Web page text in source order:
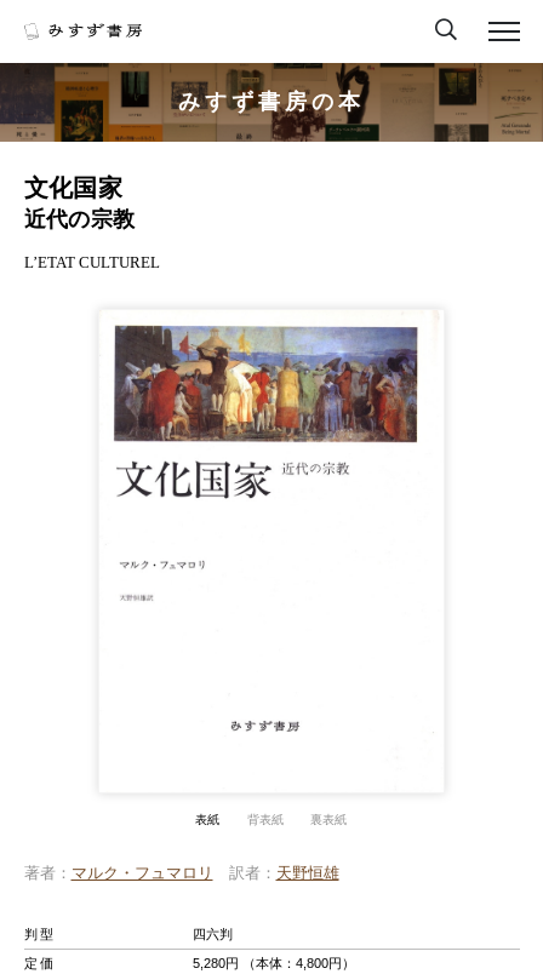
みすず書房の本
文化国家
近代の宗教
L’ETAT CULTUREL
表紙 背表紙 裏表紙
著者 マルク・フュマロリ 訳者 天野恒雄
判型
四六判
定価
5,280円 （本体：4,800円）